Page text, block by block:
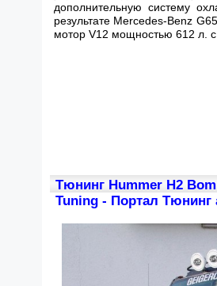
дополнительную систему
результате Mercedes-Benz
мотор V12 мощностью 612 л.
Тюнинг Hummer H2
Tuning - Портал Тюнинг